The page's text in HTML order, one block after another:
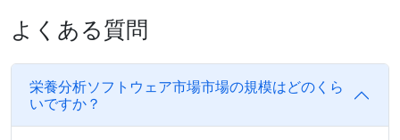
よくある質問
栄養分析ソフトウェア市場市場の規模はどのくら
いですか？